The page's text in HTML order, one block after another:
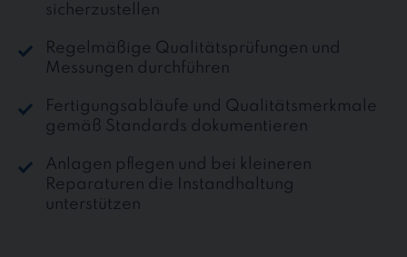
sicherzustellen
Regelmäßige Qualitätsprüfungen und
Messungen durchführen
Fertigungsabläufe und Qualitätsmerkmale
gemäß Standards dokumentieren
Anlagen pflegen und bei kleineren
Reparaturen die Instandhaltung
unterstützen